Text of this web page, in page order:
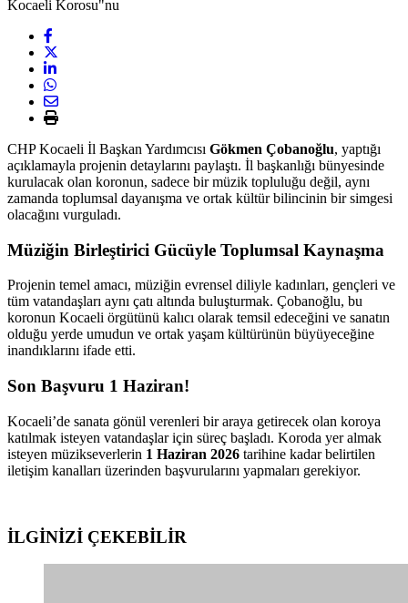
CHP Kocaeli İl Başkan Yardımcısı Gökmen Çobanoğlu, yaptığı
açıklamayla projenin detaylarını paylaştı. İl başkanlığı bünyesinde
kurulacak olan koronun, sadece bir müzik topluluğu değil, aynı
zamanda toplumsal dayanışma ve ortak kültür bilincinin bir simgesi
olacağını vurguladı.
Müziğin Birleştirici Gücüyle Toplumsal Kaynaşma
Projenin temel amacı, müziğin evrensel diliyle kadınları, gençleri ve
tüm vatandaşları aynı çatı altında buluşturmak. Çobanoğlu, bu
koronun Kocaeli örgütünü kalıcı olarak temsil edeceğini ve sanatın
olduğu yerde umudun ve ortak yaşam kültürünün büyüyeceğine
inandıklarını ifade etti.
Son Başvuru 1 Haziran!
Kocaeli’de sanata gönül verenleri bir araya getirecek olan koroya
katılmak isteyen vatandaşlar için süreç başladı. Koroda yer almak
isteyen müzikseverlerin 1 Haziran 2026 tarihine kadar belirtilen
iletişim kanalları üzerinden başvurularını yapmaları gerekiyor.
İLGİNİZİ ÇEKEBİLİR